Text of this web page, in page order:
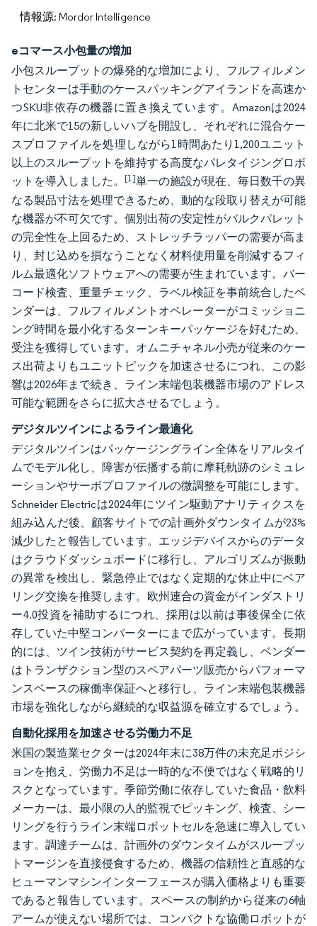
情報源: Mordor Intelligence
eコマース小包量の増加
小包スループットの爆発的な増加により、フルフィルメン
トセンターは手動のケースパッキングアイランドを高速か
つSKU非依存の機器に置き換えています。Amazonは2024
年に北米で15の新しいハブを開設し、それぞれに混合ケー
スプロファイルを処理しながら1時間あたり1,200ユニット
以上のスループットを維持する高度なパレタイジングロボ
ットを導入しました。 [1]単一の施設が現在、毎日数千の異
なる製品寸法を処理できるため、動的な段取り替えが可能
な機器が不可欠です。個別出荷の安定性がバルクパレット
の完全性を上回るため、ストレッチラッパーの需要が高ま
り、封じ込めを損なうことなく材料使用量を削減するフィ
ルム最適化ソフトウェアへの需要が生まれています。バー
コード検査、重量チェック、ラベル検証を事前統合したベ
ンダーは、フルフィルメントオペレーターがコミッショニ
ング時間を最小化するターンキーパッケージを好むため、
受注を獲得しています。オムニチャネル小売が従来のケー
ス出荷よりもユニットピックを加速させるにつれ、この影
響は2026年まで続き、ライン末端包装機器市場のアドレス
可能な範囲をさらに拡大させるでしょう。
デジタルツインによるライン最適化
デジタルツインはパッケージングライン全体をリアルタイ
ムでモデル化し、障害が伝播する前に摩耗軌跡のシミュレ
ーションやサーボプロファイルの微調整を可能にします。
Schneider Electricは2024年にツイン駆動アナリティクスを
組み込んだ後、顧客サイトでの計画外ダウンタイムが23%
減少したと報告しています。エッジデバイスからのデータ
はクラウドダッシュボードに移行し、アルゴリズムが振動
の異常を検出し、緊急停止ではなく定期的な休止中にベア
リング交換を推奨します。欧州連合の資金がインダストリ
ー4.0投資を補助するにつれ、採用は以前は事後保全に依
存していた中堅コンバーターにまで広がっています。長期
的には、ツイン技術がサービス契約を再定義し、ベンダー
はトランザクション型のスペアパーツ販売からパフォーマ
ンスベースの稼働率保証へと移行し、ライン末端包装機器
市場を強化しながら継続的な収益源を確立するでしょう。
自動化採用を加速させる労働力不足
米国の製造業セクターは2024年末に38万件の未充足ポジシ
ョンを抱え、労働力不足は一時的な不便ではなく戦略的リ
スクとなっています。季節労働に依存していた食品・飲料
メーカーは、最小限の人的監視でピッキング、検査、シー
リングを行うライン末端ロボットセルを急速に導入してい
ます。調達チームは、計画外のダウンタイムがスループッ
トマージンを直接侵食するため、機器の信頼性と直感的な
ヒューマンマシンインターフェースが購入価格よりも重要
であると報告しています。スペースの制約から従来の6軸
アームが使えない場所では、コンパクトな協働ロボットが